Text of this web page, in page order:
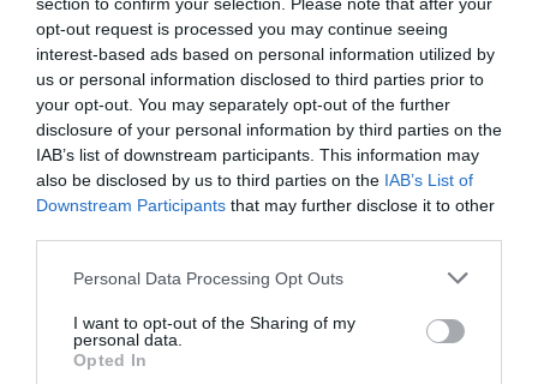
opt-out request is processed you may continue seeing
interest-based ads based on personal information utilized by
us or personal information disclosed to third parties prior to
your opt-out. You may separately opt-out of the further
disclosure of your personal information by third parties on the
IAB’s list of downstream participants. This information may
also be disclosed by us to third parties on the IAB’s List of
Downstream Participants that may further disclose it to other
Please note that this website/app uses one or more Google
not limited to your visit or usage behaviour. You may click to
grant or deny consent to Google and its third-party tags to
use your data for below specified purposes in below Google
Personal Data Processing Opt Outs
I want to opt-out of the Sharing of my
personal data.
Opted In